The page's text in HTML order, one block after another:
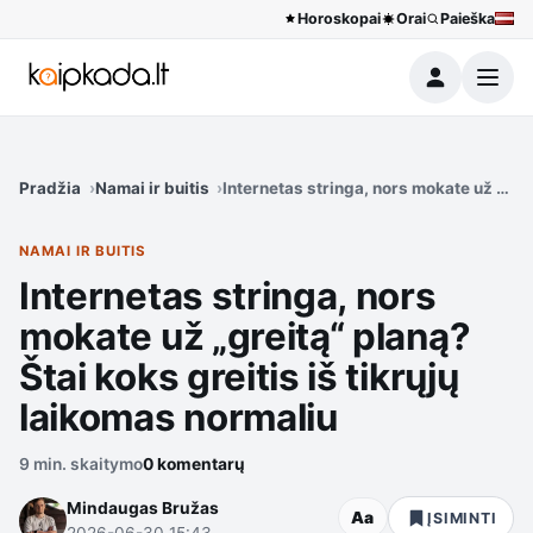
Horoskopai Orai Paieška
Meniu
Pradžia Namai ir buitis Internetas stringa, nors mokate už
NAMAI IR BUITIS
Internetas stringa, nors
mokate už „greitą“ planą?
Štai koks greitis iš tikrųjų
laikomas normaliu
9 min. skaitymo0 komentarų
Mindaugas Bružas
Aa ĮSIMINTI